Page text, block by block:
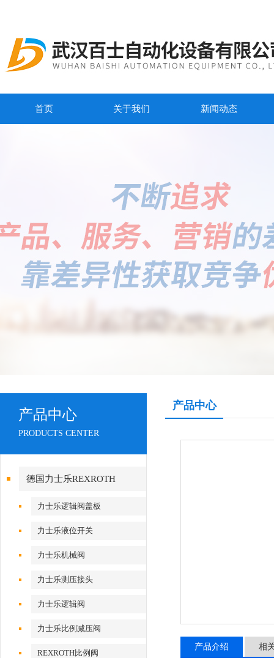
首页 关于我们 新闻动态
产品中心
PRODUCTS CENTER
德国力士乐REXROTH
力士乐逻辑阀盖板
力士乐液位开关
力士乐机械阀
力士乐测压接头
力士乐逻辑阀
力士乐比例减压阀
REXROTH比例阀
产品中心
产品介绍 相